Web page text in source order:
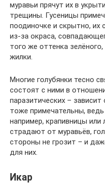
муравьи прячут их в
трещины. Гусеницы
поодиночке и скрытно, их
из-за окраса,
того же оттенка
жилки.
Многие голубянки тесно
состоят с ними в
паразитических –
тоже примечательны, ведь
например, крапивницы или
страдают от муравьёв,
стороны не грозит – и
для них.
Икар